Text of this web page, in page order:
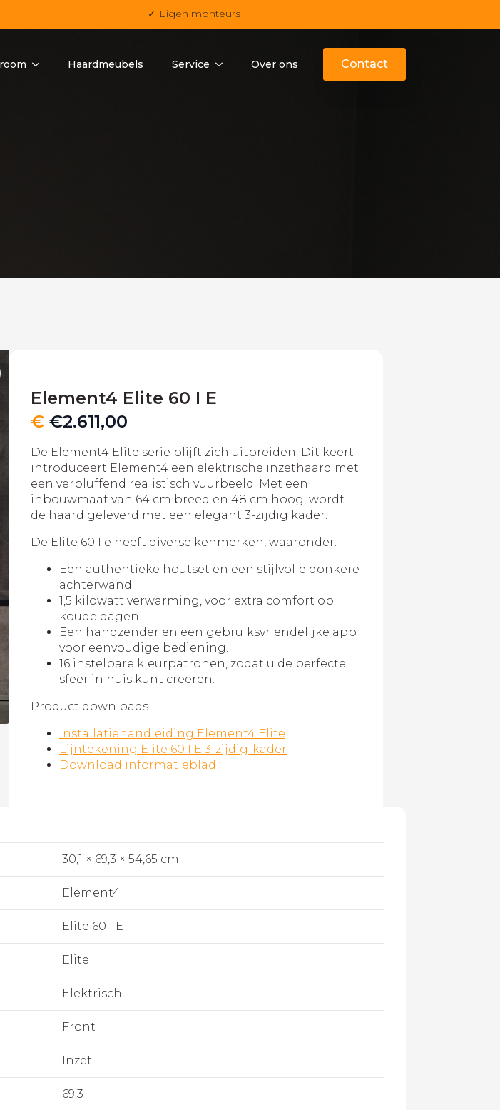
✓ Eigen monteurs
Haardmeubels Service Over ons Contact
Element4 Elite 60 I E
€ €2.611,00
De Element4 Elite serie blijft zich uitbreiden. Dit keert
introduceert Element4 een elektrische inzethaard met
een verbluffend realistisch vuurbeeld. Met een
inbouwmaat van 64 cm breed en 48 cm hoog, wordt
de haard geleverd met een elegant 3-zijdig kader.
De Elite 60 I e heeft diverse kenmerken, waaronder:
Een authentieke houtset en een stijlvolle donkere
achterwand.
1,5 kilowatt verwarming, voor extra comfort op
koude dagen.
Een handzender en een gebruiksvriendelijke app
voor eenvoudige bediening.
16 instelbare kleurpatronen, zodat u de perfecte
sfeer in huis kunt creëren.
Product downloads
Installatiehandleiding Element4 Elite
Lijntekening Elite 60 I E 3-zijdig-kader
Download informatieblad
30,1 × 69,3 × 54,65 cm
Element4
Elite 60 I E
Elite
Elektrisch
Front
Inzet
69.3